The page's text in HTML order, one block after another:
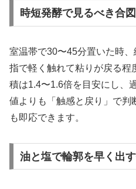
時短発酵で見るべき合
室温帯で30〜45分置いた時、
指で軽く触れて粘りが戻る程
積は1.4〜1.6倍を目安にし、
値よりも「触感と戻り」で判
も即応できます。
油と塩で輪郭を早く出